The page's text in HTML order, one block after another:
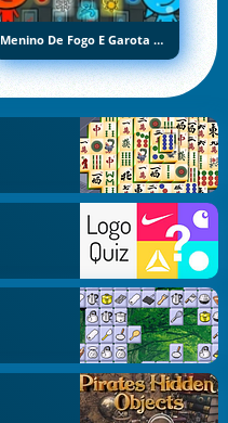
Menino De Fogo E Garota De Água 5: Elementos